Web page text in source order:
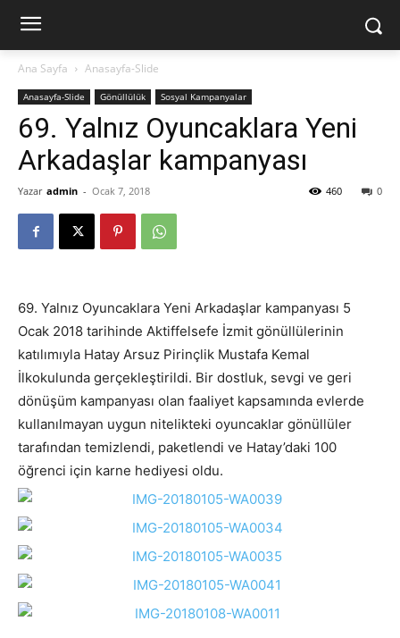
Ana Sayfa Anasayfa-Slide
Anasayfa-Slide Gönüllülük Sosyal Kampanyalar
69. Yalnız Oyuncaklara Yeni
Arkadaşlar kampanyası
Yazar admin - Ocak 7, 2018 0
460
69. Yalnız Oyuncaklara Yeni Arkadaşlar kampanyası 5
Ocak 2018 tarihinde Aktiffelsefe İzmit gönüllülerinin
katılımıyla Hatay Arsuz Pirinçlik Mustafa Kemal
İlkokulunda gerçekleştirildi. Bir dostluk, sevgi ve geri
dönüşüm kampanyası olan faaliyet kapsamında evlerde
kullanılmayan uygun nitelikteki oyuncaklar gönüllüler
tarafından temizlendi, paketlendi ve Hatay’daki 100
öğrenci için karne hediyesi oldu.